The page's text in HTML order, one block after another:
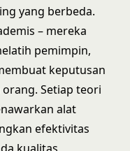
yang berbeda.
– mereka
pemimpin,
keputusan
Setiap teori
alat
efektivitas